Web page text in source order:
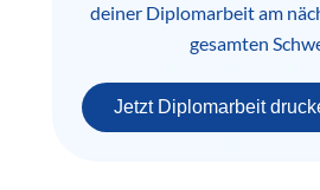
deiner Diplomarbeit am
gesamten
Jetzt Diplomarbeit